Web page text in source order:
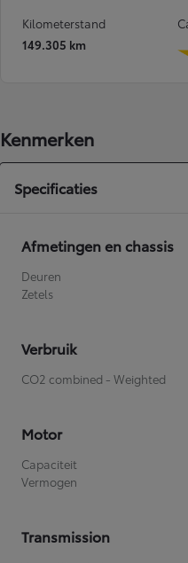
Kilometerstand
149.305 km
Kenmerken
Specificaties
Afmetingen en chassis
Deuren
Zetels
Verbruik
CO2 combined - Weighted
Motor
Capaciteit
Vermogen
Transmission